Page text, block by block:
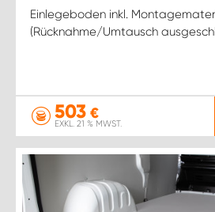
Einlegeboden inkl.
(Rücknahme/Umtausch
503 €
EXKL. 21 % MWST.